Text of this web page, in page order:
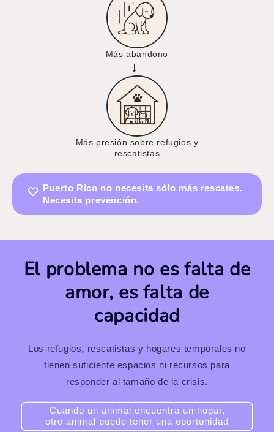
Más abandono
→
Más presión sobre refugios y
rescatistas
Puerto Rico no necesita sólo más rescates.
Necesita prevención.
El problema no es falta de
amor, es falta de
capacidad
Los refugios, rescatistas y hogares temporales no
tienen suficiente espacios ni recursos para
responder al tamaño de la crisis.
Cuando un animal encuentra un hogar,
otro animal puede tener una oportunidad